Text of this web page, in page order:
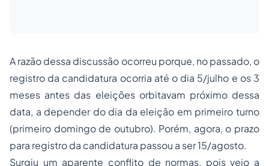
A razão dessa discussão ocorreu porque, no passado, o
registro da candidatura ocorria até o dia 5/julho e os 3
meses antes das eleições orbitavam próximo dessa
data, a depender do dia da eleição em primeiro turno
(primeiro domingo de outubro). Porém, agora, o prazo
para registro da candidatura passou a ser 15/agosto.
Surgiu um aparente conflito de normas, pois veio a